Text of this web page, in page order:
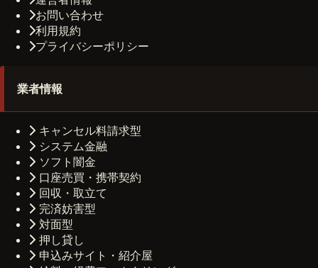
お問い合わせ
利用規約
プライバシーポリシー
業者情報
キャンセル料請求型
システム金融
ソフト闇金
口座売買・携帯契約
回収・取立て
完済妨害型
対面型
押し貸し
申込みサイト・紹介屋